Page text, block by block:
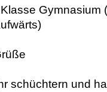
Gymnasium
schüchtern und